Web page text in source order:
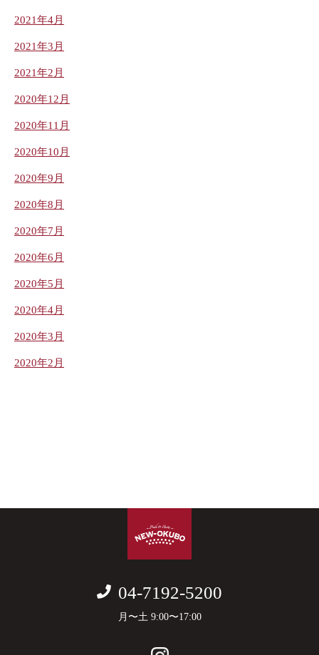
2021年4月
2021年3月
2021年2月
2020年12月
2020年11月
2020年10月
2020年9月
2020年8月
2020年7月
2020年6月
2020年5月
2020年4月
2020年3月
2020年2月
04-7192-5200
月〜土 9:00〜17:00